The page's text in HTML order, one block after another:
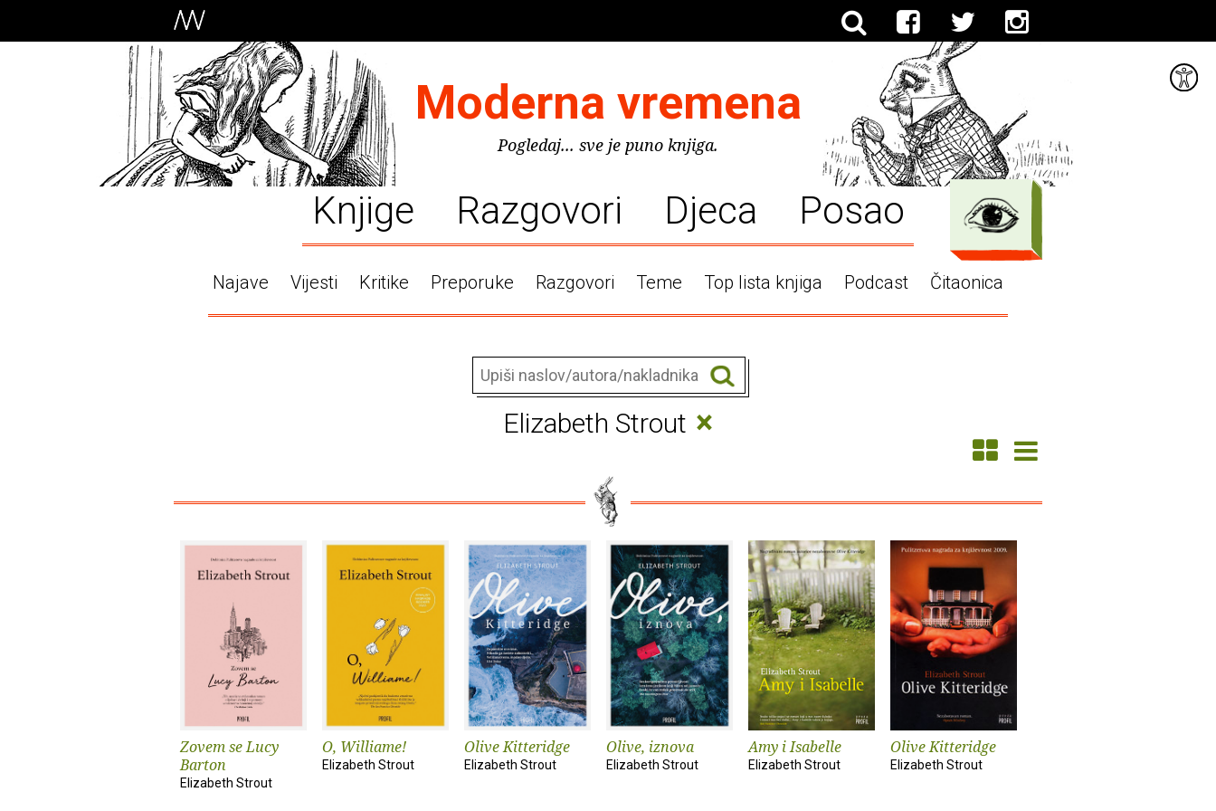
Moderna vremena
Pogledaj... sve je puno knjiga.
Knjige Razgovori Djeca Posao
Najave Vijesti Kritike Preporuke Razgovori Teme Top lista knjiga Podcast Čitaonica
Elizabeth Strout ×
Zovem se Lucy
Barton
Elizabeth Strout
O, Williame!
Elizabeth Strout
Olive Kitteridge
Elizabeth Strout
Olive, iznova
Elizabeth Strout
Amy i Isabelle
Elizabeth Strout
Olive Kitteridge
Elizabeth Strout